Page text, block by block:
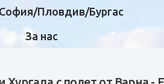
Пловдив/Бургас
За нас